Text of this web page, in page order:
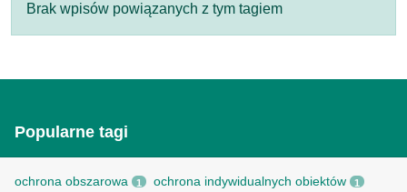
Brak wpisów powiązanych z tym tagiem
Popularne tagi
ochrona obszarowa 1 ochrona indywidualnych obiektów 1